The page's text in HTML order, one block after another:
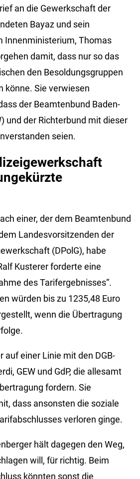
an die Gewerkschaft der
Bayaz und sein
Innenministerium, Thomas
damit, dass nur so das
den Besoldungsgruppen
könne. Sie verwiesen
der Beamtenbund Baden-
und der Richterbund mit dieser
seien.
einer, der dem Beamtenbund
Landesvorsitzenden der
(DPolG), habe
Kusterer forderte eine
des Tarifergebnisses“.
würden bis zu 1235,48 Euro
wenn die Übertragung
auf einer Linie mit den DGB-
GEW und GdP, die allesamt
fordern. Sie
dass ansonsten die soziale
verloren ginge.
hält dagegen den Weg,
will, für richtig. Beim
könnten sonst die